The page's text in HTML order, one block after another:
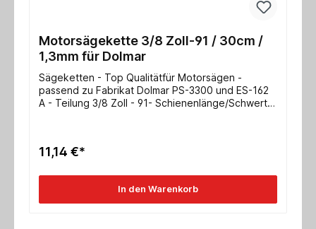
Motorsägekette 3/8 Zoll-91 / 30cm /
1,3mm für Dolmar
Sägeketten - Top Qualitätfür Motorsägen -
passend zu Fabrikat Dolmar PS-3300 und ES-162
A - Teilung 3/8 Zoll - 91- Schienenlänge/Schwert
11,14 €*
In den Warenkorb